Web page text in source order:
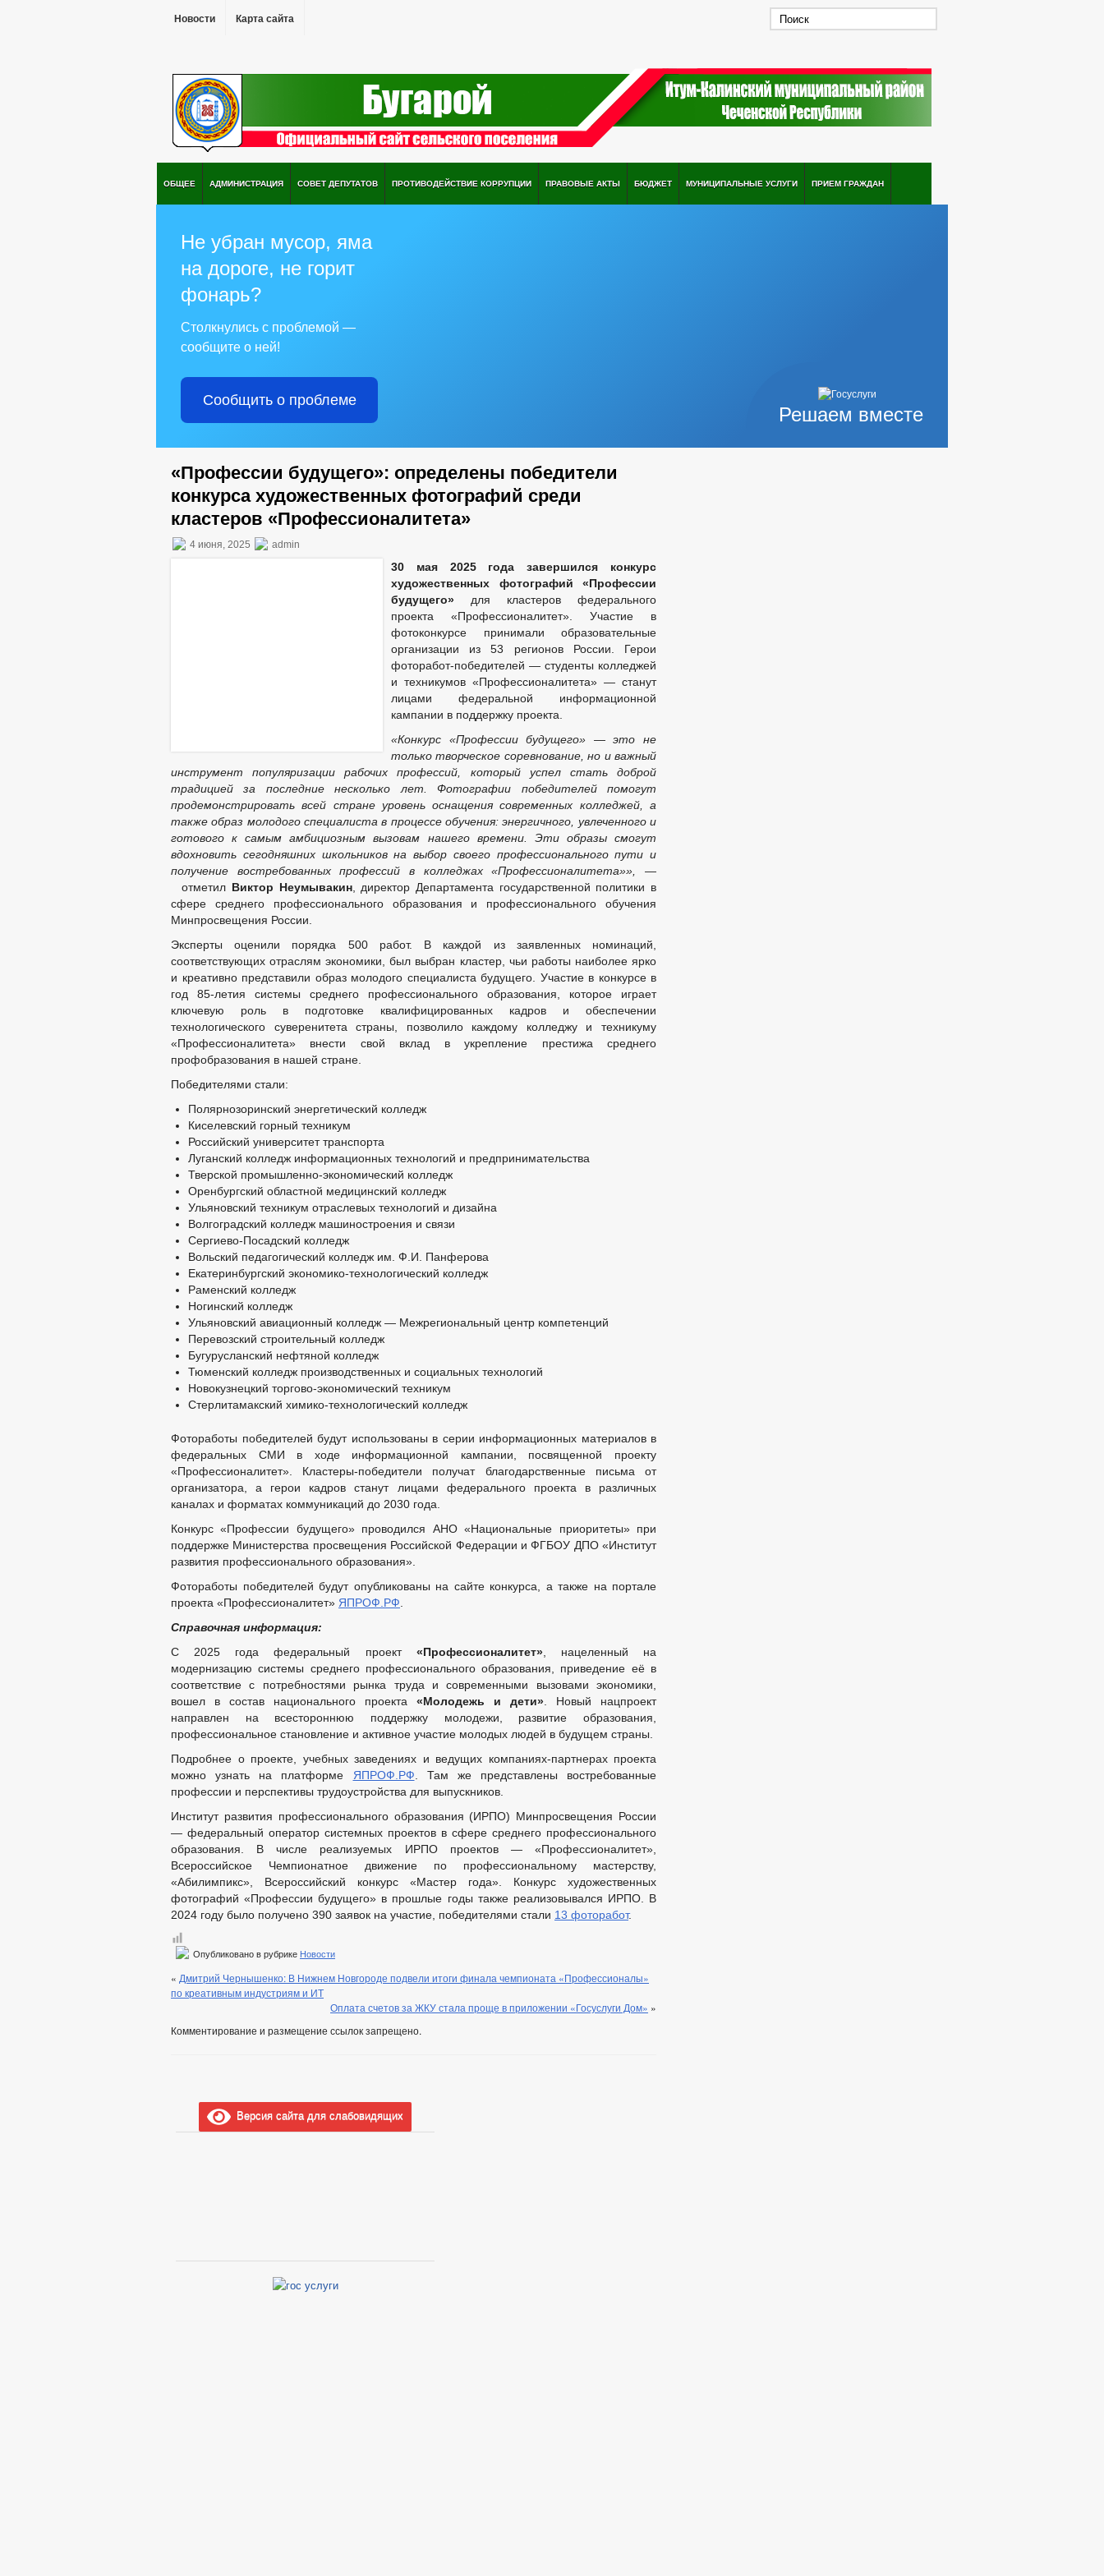
Новости Карта сайта
ОБЩЕЕ АДМИНИСТРАЦИЯ СОВЕТ ДЕПУТАТОВ ПРОТИВОДЕЙСТВИЕ КОРРУПЦИИ ПРАВОВЫЕ АКТЫ БЮДЖЕТ МУНИЦИПАЛЬНЫЕ УСЛУГИ ПРИЕМ ГРАЖДАН
Решаем вместе
Не убран мусор, яма
на дороге, не горит
фонарь?
Столкнулись с проблемой —
сообщите о ней!
Сообщить о проблеме
«Профессии будущего»: определены победители
конкурса художественных фотографий среди
кластеров «Профессионалитета»
4 июня, 2025 admin
30 мая 2025 года завершился конкурс
художественных фотографий «Профессии
будущего» для кластеров федерального
проекта «Профессионалитет». Участие в
фотоконкурсе принимали образовательные
организации из 53 регионов России. Герои
фоторабот-победителей — студенты колледжей
и техникумов «Профессионалитета» — станут
лицами федеральной информационной
кампании в поддержку проекта.
«Конкурс «Профессии будущего» — это не
только творческое соревнование, но и важный
инструмент популяризации рабочих профессий, который успел стать доброй
традицией за последние несколько лет. Фотографии победителей помогут
продемонстрировать всей стране уровень оснащения современных колледжей, а
также образ молодого специалиста в процессе обучения: энергичного, увлеченного и
готового к самым амбициозным вызовам нашего времени. Эти образы смогут
вдохновить сегодняшних школьников на выбор своего профессионального пути и
получение востребованных профессий в колледжах «Профессионалитета»», —
отметил Виктор Неумывакин, директор Департамента государственной политики в
сфере среднего профессионального образования и профессионального обучения
Минпросвещения России.
Эксперты оценили порядка 500 работ. В каждой из заявленных номинаций,
соответствующих отраслям экономики, был выбран кластер, чьи работы наиболее ярко
и креативно представили образ молодого специалиста будущего. Участие в конкурсе в
год 85-летия системы среднего профессионального образования, которое играет
ключевую роль в подготовке квалифицированных кадров и обеспечении
технологического суверенитета страны, позволило каждому колледжу и техникуму
«Профессионалитета» внести свой вклад в укрепление престижа среднего
профобразования в нашей стране.
Победителями стали:
Полярнозоринский энергетический колледж
Киселевский горный техникум
Российский университет транспорта
Луганский колледж информационных технологий и предпринимательства
Тверской промышленно-экономический колледж
Оренбургский областной медицинский колледж
Ульяновский техникум отраслевых технологий и дизайна
Волгоградский колледж машиностроения и связи
Сергиево-Посадский колледж
Вольский педагогический колледж им. Ф.И. Панферова
Екатеринбургский экономико-технологический колледж
Раменский колледж
Ногинский колледж
Ульяновский авиационный колледж — Межрегиональный центр компетенций
Перевозский строительный колледж
Бугурусланский нефтяной колледж
Тюменский колледж производственных и социальных технологий
Новокузнецкий торгово-экономический техникум
Стерлитамакский химико-технологический колледж
Фотоработы победителей будут использованы в серии информационных материалов в
федеральных СМИ в ходе информационной кампании, посвященной проекту
«Профессионалитет». Кластеры-победители получат благодарственные письма от
организатора, а герои кадров станут лицами федерального проекта в различных
каналах и форматах коммуникаций до 2030 года.
Конкурс «Профессии будущего» проводился АНО «Национальные приоритеты» при
поддержке Министерства просвещения Российской Федерации и ФГБОУ ДПО «Институт
развития профессионального образования».
Фотоработы победителей будут опубликованы на сайте конкурса, а также на портале
проекта «Профессионалитет» ЯПРОФ.РФ
Справочная информация:
С 2025 года федеральный проект «Профессионалитет», нацеленный на
модернизацию системы среднего профессионального образования, приведение её в
соответствие с потребностями рынка труда и современными вызовами экономики,
вошел в состав национального проекта «Молодежь и дети» . Новый нацпроект
направлен на всестороннюю поддержку молодежи, развитие образования,
профессиональное становление и активное участие молодых людей в будущем страны.
Подробнее о проекте, учебных заведениях и ведущих компаниях-партнерах проекта
можно узнать на платформе ЯПРОФ.РФ . Там же представлены востребованные
профессии и перспективы трудоустройства для выпускников.
Институт развития профессионального образования (ИРПО) Минпросвещения России
— федеральный оператор системных проектов в сфере среднего профессионального
образования. В числе реализуемых ИРПО проектов — «Профессионалитет»,
Всероссийское Чемпионатное движение по профессиональному мастерству,
«Абилимпикс», Всероссийский конкурс «Мастер года». Конкурс художественных
фотографий «Профессии будущего» в прошлые годы также реализовывался ИРПО. В
2024 году было получено 390 заявок на участие, победителями стали 13 фоторабот.
Опубликовано в рубрике Новости
« Дмитрий Чернышенко: В Нижнем Новгороде подвели итоги финала чемпионата «Профессионалы»
по креативным индустриям и ИТ
Оплата счетов за ЖКУ стала проще в приложении «Госуслуги Дом» »
Комментирование и размещение ссылок запрещено.
Версия сайта для слабовидящих